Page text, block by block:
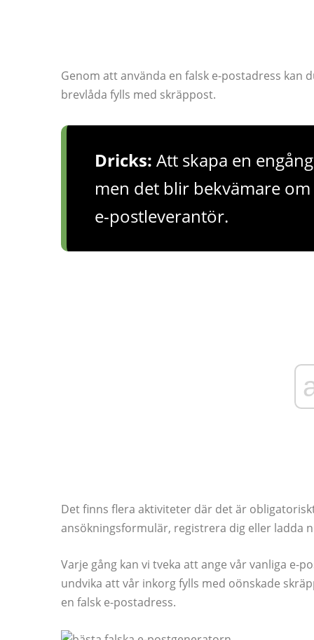
Genom att använda en falsk e-postadress kan
brevlåda fylls med skräppost.
Dricks: Att skapa en
men det blir bekvämare
e-postleverantör.
Det finns flera aktiviteter där det är
ansökningsformulär, registrera dig eller ladda
Varje gång kan vi tveka att ange vår vanliga e-
undvika att vår inkorg fylls med oönskade
en falsk e-postadress.